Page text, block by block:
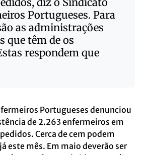
Portugueses. Para
as administrações
que têm de os
respondem que
Portugueses denunciou
de 2.263 enfermeiros em
Cerca de cem podem
este mês. Em maio deverão ser